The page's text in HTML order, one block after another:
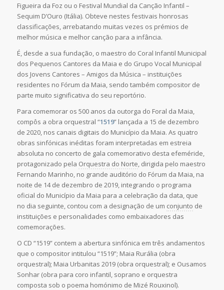
Figueira da Foz ou o Festival Mundial da Canção Infantil –
Sequim D’Ouro (Itália). Obteve nestes festivais honrosas
classificações, arrebatando muitas vezes os prémios de
melhor música e melhor canção para a infância.
É, desde a sua fundação, o maestro do Coral Infantil Municipal
dos Pequenos Cantores da Maia e do Grupo Vocal Municipal
dos Jovens Cantores – Amigos da Música – instituições
residentes no Fórum da Maia, sendo também compositor de
parte muito significativa do seu reportório.
Para comemorar os 500 anos da outorga do Foral da Maia,
compôs a obra orquestral “1519” lançada a 15 de dezembro
de 2020, nos canais digitais do Município da Maia. As quatro
obras sinfónicas inéditas foram interpretadas em estreia
absoluta no concerto de gala comemorativo desta efeméride,
protagonizado pela Orquestra do Norte, dirigida pelo maestro
Fernando Marinho, no grande auditório do Fórum da Maia, na
noite de 14 de dezembro de 2019, integrando o programa
oficial do Município da Maia para a celebração da data, que
no dia seguinte, contou com a designação de um conjunto de
instituições e personalidades como embaixadores das
comemorações.
O CD “1519” contem a abertura sinfónica em três andamentos
que o compositor intitulou “1519”; Maia Rurália (obra
orquestral); Maia Urbanitas 2019 (obra orquestral); e Ousamos
Sonhar (obra para coro infantil, soprano e orquestra
composta sob o poema homónimo de Mizé Rouxinol).